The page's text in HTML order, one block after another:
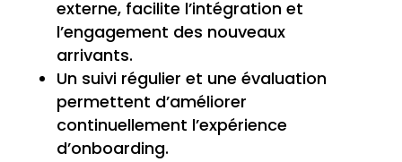
externe, facilite l’intégration et
l’engagement des nouveaux
arrivants.
Un suivi régulier et une évaluation
permettent d’améliorer
continuellement l’expérience
d’onboarding.